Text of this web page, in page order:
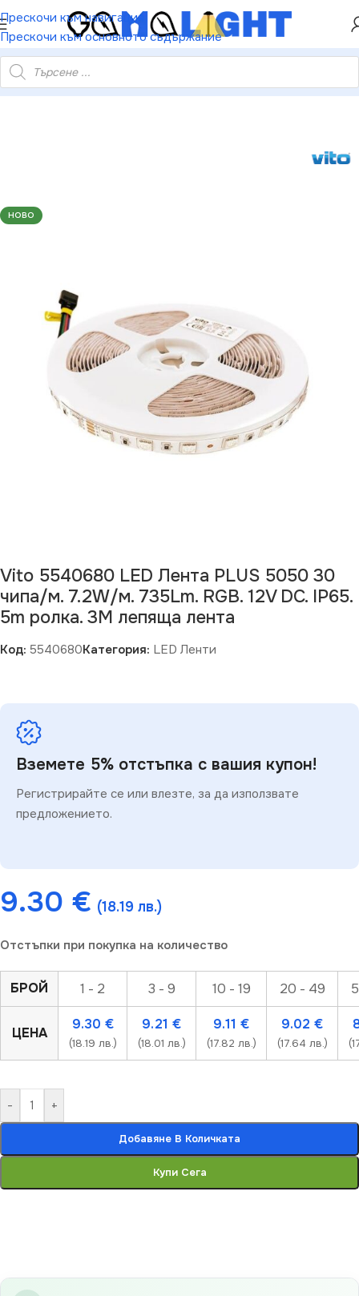
Прескочи към навигация
Прескочи към основното съдържание
НАМАЛЕНИЕ ОТ 5%
м. 735Lm. RGB. 12V DC. IP65. 5m ролка. 3M лепяща лента
НОВО
Vito 5540680 LED Лента PLUS 5050 30
чипа/м. 7.2W/м. 735Lm. RGB. 12V DC. IP65.
5m ролка. 3M лепяща лента
Код: 5540680Категория: LED Ленти
Вземете 5% отстъпка с вашия купон!
Регистрирайте се или влезте, за да използвате
предложението.
9.30 € (18.19 лв.)
Отстъпки при покупка на количество
БРОЙ 1 - 2 3 - 9 10 - 19 20 - 49
ЦЕНА
9.30 €
(18.19 лв.)
9.21 €
(18.01 лв.)
9.11 €
(17.82 лв.)
9.02 €
(17.64 лв.)
- +
Добавяне В Количката
Купи Сега